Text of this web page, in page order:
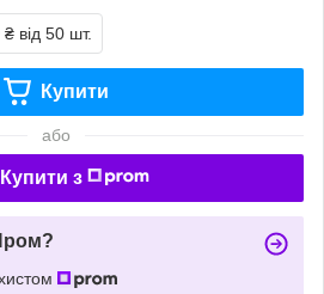
₴ від 50 шт.
Купити
або
Купити з